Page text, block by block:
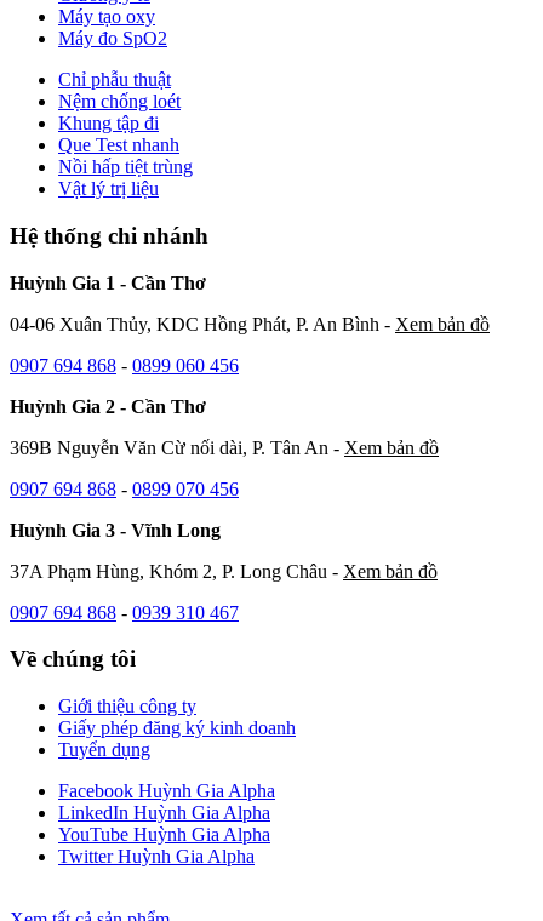
Máy tạo oxy
Máy đo SpO2
Chỉ phẫu thuật
Nệm chống loét
Khung tập đi
Que Test nhanh
Nồi hấp tiệt trùng
Vật lý trị liệu
Hệ thống chi nhánh
Huỳnh Gia 1 - Cần Thơ
04-06 Xuân Thủy, KDC Hồng Phát, P. An Bình - Xem bản đồ
0907 694 868 - 0899 060 456
Huỳnh Gia 2 - Cần Thơ
369B Nguyễn Văn Cừ nối dài, P. Tân An - Xem bản đồ
0907 694 868 - 0899 070 456
Huỳnh Gia 3 - Vĩnh Long
37A Phạm Hùng, Khóm 2, P. Long Châu - Xem bản đồ
0907 694 868 - 0939 310 467
Về chúng tôi
Giới thiệu công ty
Giấy phép đăng ký kinh doanh
Tuyển dụng
Facebook Huỳnh Gia Alpha
LinkedIn Huỳnh Gia Alpha
YouTube Huỳnh Gia Alpha
Twitter Huỳnh Gia Alpha